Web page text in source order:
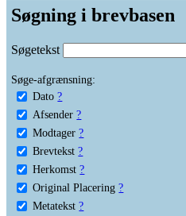
Søgning i brevbasen
Søgetekst
Søge-afgrænsning:
Dato ?
Afsender ?
Modtager ?
Brevtekst ?
Herkomst ?
Original Placering ?
Metatekst ?